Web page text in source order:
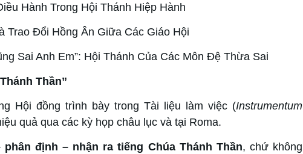
Hành Trong Hội Thánh Hiệp Hành
Trao Đổi Hồng Ân Giữa Các Giáo Hội
Sai Anh Em”: Hội Thánh Của Các Môn Đệ Thừa Sai
Thần”
Hội đồng trình bày trong Tài liệu làm việc (Instrumentum
quả qua các kỳ họp châu lục và tại Roma.
định – nhận ra tiếng Chúa Thánh Thần, chứ không